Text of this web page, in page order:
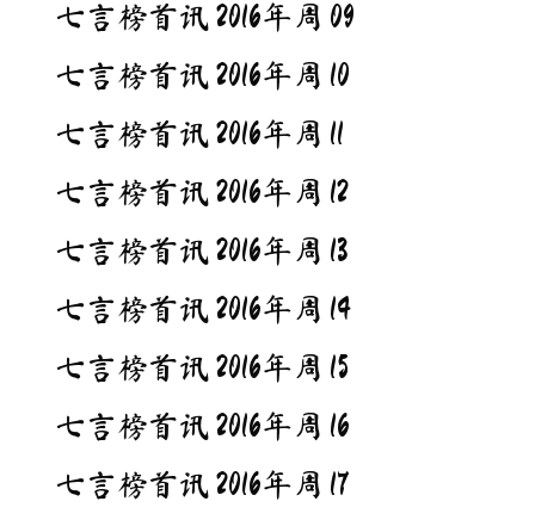
七言榜首讯 2016年周 09
七言榜首讯 2016年周 10
七言榜首讯 2016年周 11
七言榜首讯 2016年周 12
七言榜首讯 2016年周 13
七言榜首讯 2016年周 14
七言榜首讯 2016年周 15
七言榜首讯 2016年周 16
七言榜首讯 2016年周 17